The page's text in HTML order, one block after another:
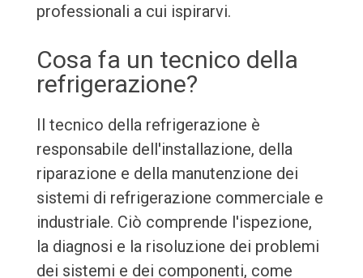
professionali a cui ispirarvi.
Cosa fa un tecnico della
refrigerazione?
Il tecnico della refrigerazione è
responsabile dell'installazione, della
riparazione e della manutenzione dei
sistemi di refrigerazione commerciale e
industriale. Ciò comprende l'ispezione,
la diagnosi e la risoluzione dei problemi
dei sistemi e dei componenti, come